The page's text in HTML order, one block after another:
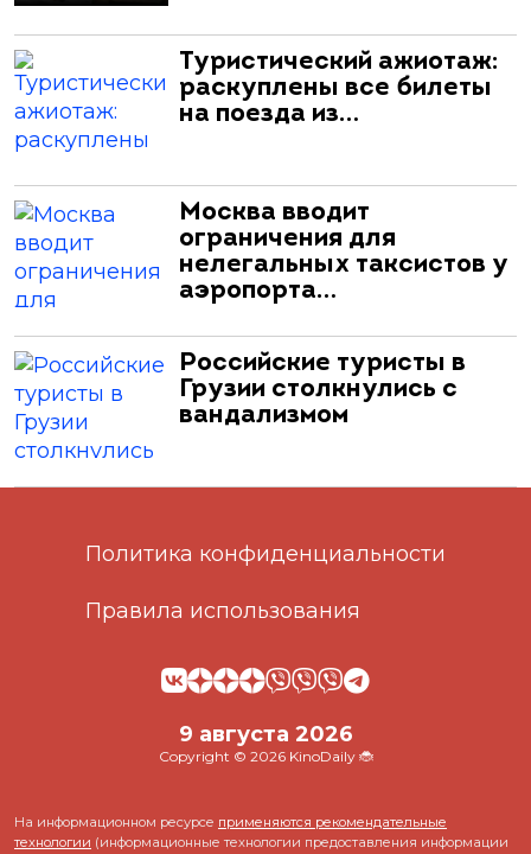
Туристический ажиотаж:
раскуплены все билеты
на поезда из…
Москва вводит
ограничения для
нелегальных таксистов у
аэропорта…
Российские туристы в
Грузии столкнулись с
вандализмом
Политика конфиденциальности
Правила использования
9 августа 2026
Copyright © 2026 KinoDaily 🐞
На информационном ресурсе применяются рекомендательные
технологии (информационные технологии предоставления информации